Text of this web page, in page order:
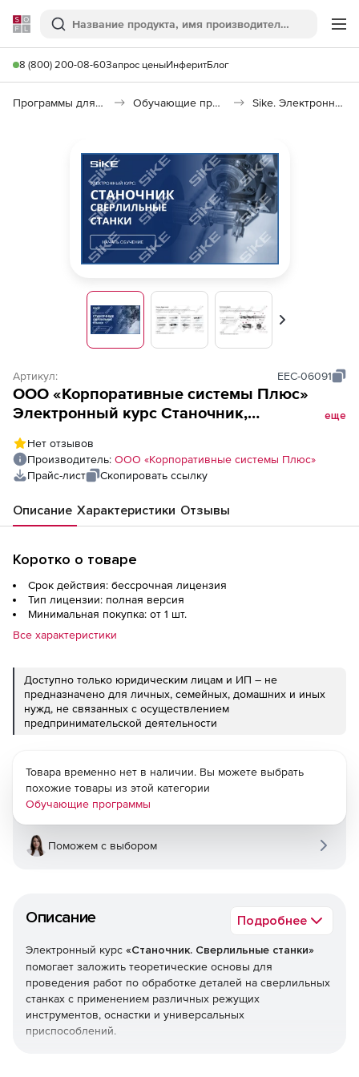
Softline
Поиск
8 (800) 200-08-60Запрос ценыИнферитБлог
Программы для образования и науки Обучающие программы Sike. Электронный курс «Станочник. Сверлильные станки»
Вперед
Артикул: EEC-06091
ООО «Корпоративные системы Плюс»
Электронный курс Станочник,
версия
еще
Нет отзывов
Производитель: ООО «Корпоративные системы Плюс»
Прайс-лист
Скопировать ссылку
Описание Характеристики Отзывы
Коротко о товаре
Срок действия: бессрочная лицензия
Тип лицензии: полная версия
Минимальная покупка: от 1 шт.
Все характеристики
Доступно только юридическим лицам и ИП – не
предназначено для личных, семейных, домашних и иных
нужд, не связанных с осуществлением
предпринимательской деятельности
Описание Подробнее
Электронный курс «Станочник. Сверлильные станки»
помогает заложить теоретические основы для
проведения работ по обработке деталей на сверлильных
станках с применением различных режущих
инструментов, оснастки и универсальных
приспособлений.
Товара временно нет в наличии. Вы можете выбрать
похожие товары из этой категории
Обучающие программы
Поможем с выбором